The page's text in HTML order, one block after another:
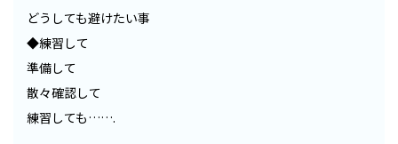
どうしても避けたい事
◆練習して
準備して
散々確認して
練習しても…….